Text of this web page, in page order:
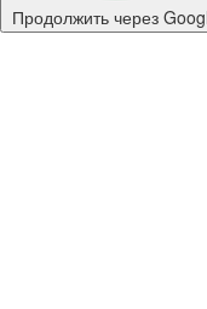
Продолжить через